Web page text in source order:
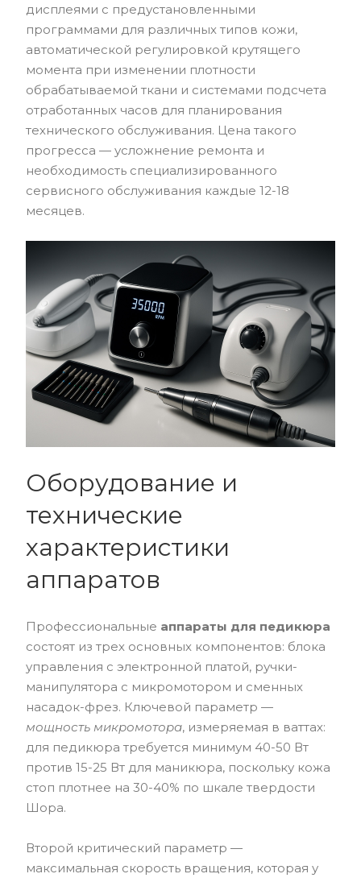
дисплеями с предустановленными
программами для различных типов кожи,
автоматической регулировкой крутящего
момента при изменении плотности
обрабатываемой ткани и системами подсчета
отработанных часов для планирования
технического обслуживания. Цена такого
прогресса — усложнение ремонта и
необходимость специализированного
сервисного обслуживания каждые 12-18
месяцев.
Оборудование и
технические
характеристики
аппаратов
Профессиональные аппараты для педикюра
состоят из трех основных компонентов: блока
управления с электронной платой, ручки-
манипулятора с микромотором и сменных
насадок-фрез. Ключевой параметр —
мощность микромотора, измеряемая в ваттах:
для педикюра требуется минимум 40-50 Вт
против 15-25 Вт для маникюра, поскольку кожа
стоп плотнее на 30-40% по шкале твердости
Шора.
Второй критический параметр —
максимальная скорость вращения, которая у